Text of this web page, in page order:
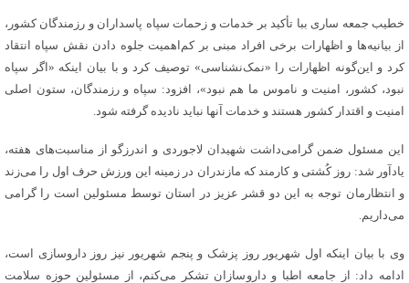
خطیب جمعه ساری ببا تأکید بر خدمات و زحمات سپاه پاسداران و رزمندگان کشور،
از بیانیه‌ها و اظهارات برخی افراد مبنی بر کم‌اهمیت جلوه دادن نقش سپاه انتقاد
کرد و این‌گونه اظهارات را «نمک‌نشناسی» توصیف کرد و با بیان اینکه «اگر سپاه
نبود، کشور، امنیت و ناموس ما هم نبود»، افزود: سپاه و رزمندگان، ستون اصلی
امنیت و اقتدار کشور هستند و خدمات آنها نباید نادیده گرفته شود.
این مسئول ضمن گرامی‌داشت شهیدان لاجوردی و اندرزگو از مناسبت‌های هفته،
یادآور شد: روز کُشتی و کارمند که مازندران در زمینه این ورزش حرف اول را می‌زند
و انتظارمان توجه به این دو قشر عزیز در استان توسط مسئولین است را گرامی
می‌داریم.
وی با بیان اینکه اول شهریور روز پزشک و پنجم شهریور نیز روز داروسازی است،
ادامه داد: از جامعه اطبا و داروسازان تشکر می‌کنم، از مسئولین حوزه سلامت